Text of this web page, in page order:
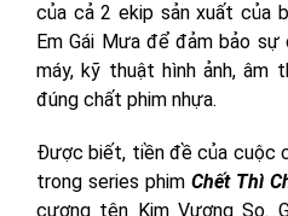
của cả 2 ekip sản xuất của
Em Gái Mưa để đảm bảo
máy, kỹ thuật hình ảnh, âm
đúng chất phim nhựa.
Được biết, tiền đề của cuộc
trong series phim Chết Thì
cương tên Kim Vương Sọ.